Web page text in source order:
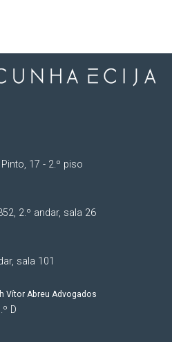
17 - 2.º piso
2.º andar, sala 26
sala 101
Vítor Abreu Advogados
D